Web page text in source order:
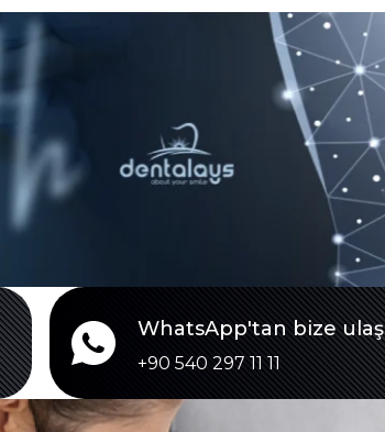
WhatsApp'tan bize
+90 540 297 11 11